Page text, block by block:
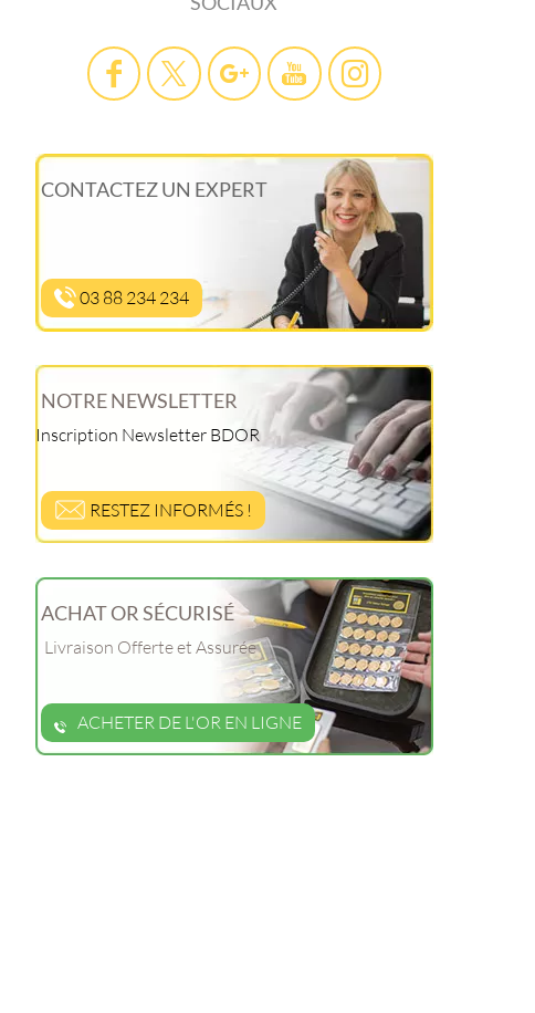
CONTACTEZ UN EXPERT
03 88 234 234
NOTRE NEWSLETTER
Inscription Newsletter BDOR
RESTEZ INFORMÉS !
ACHAT OR SÉCURISÉ
Livraison Offerte et Assurée
ACHETER DE L'OR EN LIGNE